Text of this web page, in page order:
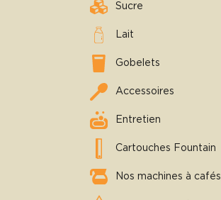
Sucre
Lait
Gobelets
Accessoires
Entretien
Cartouches Fountain
Nos machines à cafés